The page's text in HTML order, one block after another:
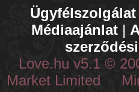
Ügyfélszolgálat
Médiaajánlat|
Love.hu v5.1 ©
Market Limited